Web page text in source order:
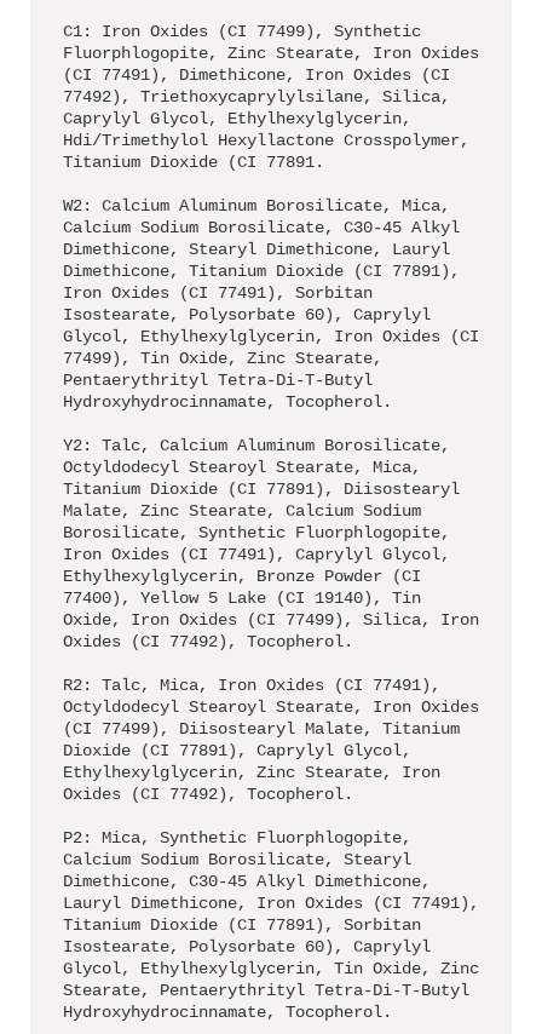
C1: Iron Oxides (CI 77499), Synthetic
Fluorphlogopite, Zinc Stearate, Iron Oxides
(CI 77491), Dimethicone, Iron Oxides (CI
77492), Triethoxycaprylylsilane, Silica,
Caprylyl Glycol, Ethylhexylglycerin,
Hdi/Trimethylol Hexyllactone Crosspolymer,
Titanium Dioxide (CI 77891.
W2: Calcium Aluminum Borosilicate, Mica,
Calcium Sodium Borosilicate, C30-45 Alkyl
Dimethicone, Stearyl Dimethicone, Lauryl
Dimethicone, Titanium Dioxide (CI 77891),
Iron Oxides (CI 77491), Sorbitan
Isostearate, Polysorbate 60), Caprylyl
Glycol, Ethylhexylglycerin, Iron Oxides (CI
77499), Tin Oxide, Zinc Stearate,
Pentaerythrityl Tetra-Di-T-Butyl
Hydroxyhydrocinnamate, Tocopherol.
Y2: Talc, Calcium Aluminum Borosilicate,
Octyldodecyl Stearoyl Stearate, Mica,
Titanium Dioxide (CI 77891), Diisostearyl
Malate, Zinc Stearate, Calcium Sodium
Borosilicate, Synthetic Fluorphlogopite,
Iron Oxides (CI 77491), Caprylyl Glycol,
Ethylhexylglycerin, Bronze Powder (CI
77400), Yellow 5 Lake (CI 19140), Tin
Oxide, Iron Oxides (CI 77499), Silica, Iron
Oxides (CI 77492), Tocopherol.
R2: Talc, Mica, Iron Oxides (CI 77491),
Octyldodecyl Stearoyl Stearate, Iron Oxides
(CI 77499), Diisostearyl Malate, Titanium
Dioxide (CI 77891), Caprylyl Glycol,
Ethylhexylglycerin, Zinc Stearate, Iron
Oxides (CI 77492), Tocopherol.
P2: Mica, Synthetic Fluorphlogopite,
Calcium Sodium Borosilicate, Stearyl
Dimethicone, C30-45 Alkyl Dimethicone,
Lauryl Dimethicone, Iron Oxides (CI 77491),
Titanium Dioxide (CI 77891), Sorbitan
Isostearate, Polysorbate 60), Caprylyl
Glycol, Ethylhexylglycerin, Tin Oxide, Zinc
Stearate, Pentaerythrityl Tetra-Di-T-Butyl
Hydroxyhydrocinnamate, Tocopherol.